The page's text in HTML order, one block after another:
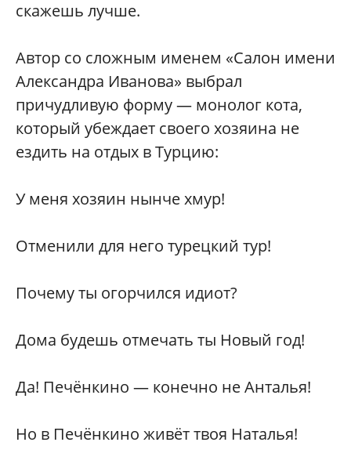
скажешь лучше.
Автор со сложным именем «Салон имени
Александра Иванова» выбрал
причудливую форму — монолог кота,
который убеждает своего хозяина не
ездить на отдых в Турцию:
У меня хозяин нынче хмур!
Отменили для него турецкий тур!
Почему ты огорчился идиот?
Дома будешь отмечать ты Новый год!
Да! Печёнкино — конечно не Анталья!
Но в Печёнкино живёт твоя Наталья!